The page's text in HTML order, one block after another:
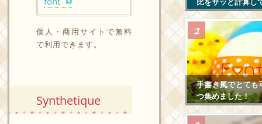
個人・商用サイトで無料
で利用できます。
Synthetique
手書き風でとても
つ集めました！